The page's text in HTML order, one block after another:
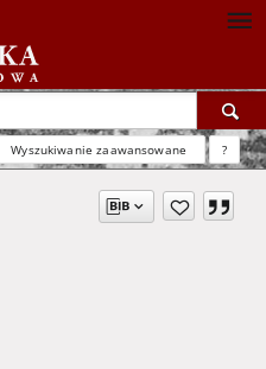
Wyszukiwanie zaawansowane ?